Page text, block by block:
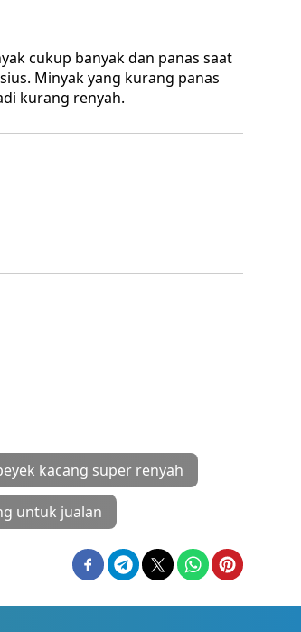
cukup banyak dan panas saat
Minyak yang kurang panas
kurang renyah.
kacang super renyah
untuk jualan